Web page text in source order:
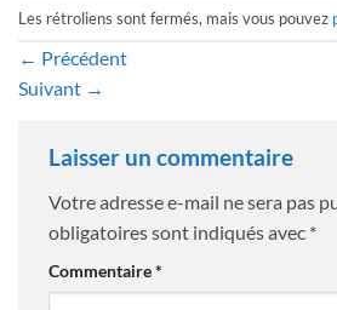
Les rétroliens sont fermés, mais vous pouvez
← Précédent
Suivant →
Laisser un commentaire
Votre adresse e-mail ne sera pas
obligatoires sont indiqués avec *
Commentaire*